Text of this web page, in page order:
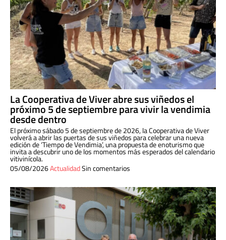
La Cooperativa de Viver abre sus viñedos el
próximo 5 de septiembre para vivir la vendimia
desde dentro
El próximo sábado 5 de septiembre de 2026, la Cooperativa de Viver
volverá a abrir las puertas de sus viñedos para celebrar una nueva
edición de ‘Tiempo de Vendimia’, una propuesta de enoturismo que
invita a descubrir uno de los momentos más esperados del calendario
vitivinícola.
05/08/2026ActualidadSin comentarios